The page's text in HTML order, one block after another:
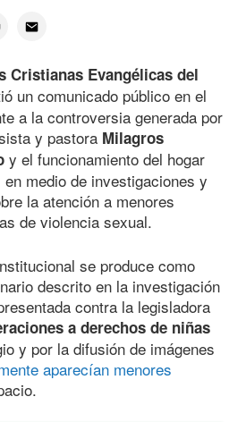
Cristianas Evangélicas del
un comunicado público en el
a la controversia generada por
y pastora Milagros
y el funcionamiento del hogar
en medio de investigaciones y
la atención a menores
de violencia sexual.
se produce como
descrito en la investigación
contra la legisladora
a derechos de niñas
y por la difusión de imágenes
aparecían menores